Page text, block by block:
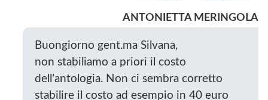
ANTONIETTA MERINGOLA
Buongiorno gent.ma Silvana,
non stabiliamo a priori il costo
dell’antologia. Non ci sembra corretto
stabilire il costo ad esempio in 40 euro